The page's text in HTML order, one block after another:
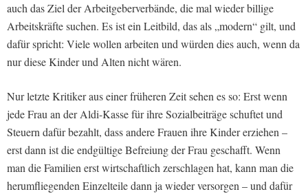
auch das Ziel der Arbeitgeberverbände, die mal wieder billige
Arbeitskräfte suchen. Es ist ein Leitbild, das als „modern“ gilt, und
dafür spricht: Viele wollen arbeiten und würden dies auch, wenn da
nur diese Kinder und Alten nicht wären.
Nur letzte Kritiker aus einer früheren Zeit sehen es so: Erst wenn
jede Frau an der Aldi-Kasse für ihre Sozialbeiträge schuftet und
Steuern dafür bezahlt, dass andere Frauen ihre Kinder erziehen –
erst dann ist die endgültige Befreiung der Frau geschafft. Wenn
man die Familien erst wirtschaftlich zerschlagen hat, kann man die
herumfliegenden Einzelteile dann ja wieder versorgen – und dafür